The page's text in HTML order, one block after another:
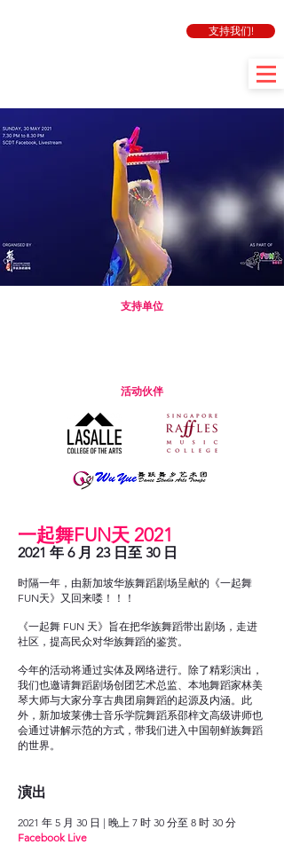
支持我们!
支持单位
活动伙伴
2021 年 6 月 23 日至 30 日
时隔一年，由新加坡华族舞蹈剧场呈献的《一起舞
FUN天》又回来喽！！！
《一起舞 FUN 天》旨在把华族舞蹈带出剧场，走进
社区，提高民众对华族舞蹈的鉴赏。
今年的活动将通过实体及网络进行。除了精彩演出，
我们也邀请舞蹈剧场创团艺术总监、本地舞蹈家林美
琴大师与大家分享古典团扇舞蹈的起源及内涵。此
外，新加坡莱佛士音乐学院舞蹈系邵梓文高级讲师也
会通过讲解示范的方式，带我们进入中国朝鲜族舞蹈
的世界。
演出
2021 年 5 月 30 日 | 晚上 7 时 30 分至 8 时 30 分
Facebook Live
一起舞FUN天 2021